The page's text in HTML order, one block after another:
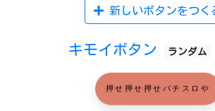
新しいボタンをつく
キモイボタン ランダム
押せ押せ押せパチスロや